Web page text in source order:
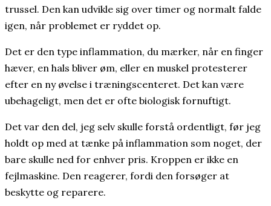
trussel. Den kan udvikle sig over timer og normalt falde
igen, når problemet er ryddet op.
Det er den type inflammation, du mærker, når en finger
hæver, en hals bliver øm, eller en muskel protesterer
efter en ny øvelse i træningscenteret. Det kan være
ubehageligt, men det er ofte biologisk fornuftigt.
Det var den del, jeg selv skulle forstå ordentligt, før jeg
holdt op med at tænke på inflammation som noget, der
bare skulle ned for enhver pris. Kroppen er ikke en
fejlmaskine. Den reagerer, fordi den forsøger at
beskytte og reparere.